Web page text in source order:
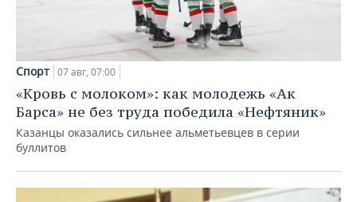
Спорт 07 авг, 07:00
«Кровь с молоком»: как молодежь «Ак
Барса» не без труда победила «Нефтяник»
Казанцы оказались сильнее альметьевцев в серии
буллитов